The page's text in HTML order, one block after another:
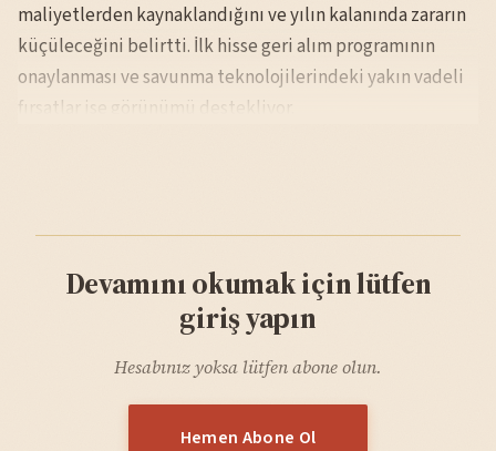
maliyetlerden kaynaklandığını ve yılın kalanında zararın
küçüleceğini belirtti. İlk hisse geri alım programının
onaylanması ve savunma teknolojilerindeki yakın vadeli
fırsatlar ise görünümü destekliyor.
Devamını okumak için lütfen
giriş yapın
Hesabınız yoksa lütfen abone olun.
Hemen Abone Ol